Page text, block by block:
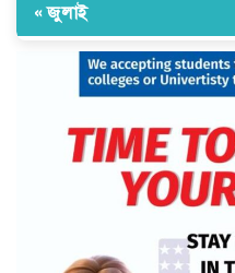
« জুলাই